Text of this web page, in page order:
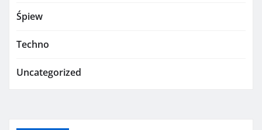
Śpiew
Techno
Uncategorized